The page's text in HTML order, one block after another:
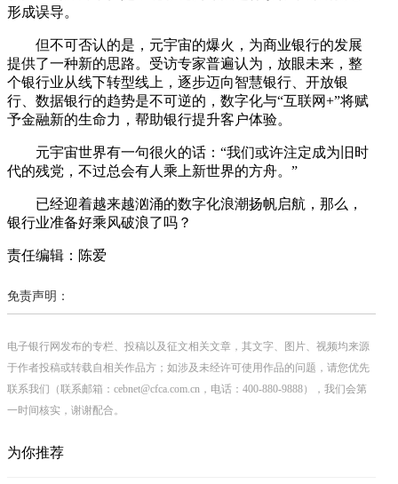
形成误导。
但不可否认的是，元宇宙的爆火，为商业银行的发展
提供了一种新的思路。受访专家普遍认为，放眼未来，整
个银行业从线下转型线上，逐步迈向智慧银行、开放银
行、数据银行的趋势是不可逆的，数字化与“互联网+”将赋
予金融新的生命力，帮助银行提升客户体验。
元宇宙世界有一句很火的话：“我们或许注定成为旧时
代的残党，不过总会有人乘上新世界的方舟。”
已经迎着越来越汹涌的数字化浪潮扬帆启航，那么，
银行业准备好乘风破浪了吗？
责任编辑：陈爱
免责声明：
电子银行网发布的专栏、投稿以及征文相关文章，其文字、图片、视频均来源
于作者投稿或转载自相关作品方；如涉及未经许可使用作品的问题，请您优先
联系我们（联系邮箱：cebnet@cfca.com.cn，电话：400-880-9888），我们会第
一时间核实，谢谢配合。
为你推荐